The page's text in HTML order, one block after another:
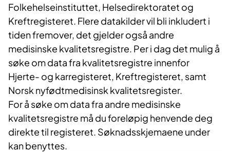
Folkehelseinstituttet, Helsedirektoratet og
Kreftregisteret. Flere datakilder vil bli inkludert i
tiden fremover, det gjelder også andre
medisinske kvalitetsregistre. Per i dag det mulig å
søke om data fra kvalitetsregistre innenfor
Hjerte- og karregisteret, Kreftregisteret, samt
Norsk nyfødtmedisinsk kvalitetsregister.
For å søke om data fra andre medisinske
kvalitetsregistre må du foreløpig henvende deg
direkte til registeret. Søknadsskjemaene under
kan benyttes.